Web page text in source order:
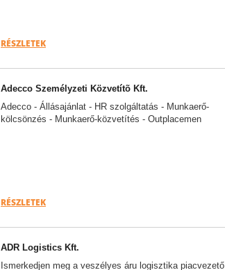
RÉSZLETEK
Adecco Személyzeti Közvetítõ Kft.
Adecco - Állásajánlat - HR szolgáltatás - Munkaerő-
kölcsönzés - Munkaerő-közvetítés - Outplacemen
RÉSZLETEK
ADR Logistics Kft.
Ismerkedjen meg a veszélyes áru logisztika piacvezető